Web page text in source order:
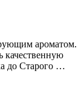
ароматом.
качественную
до Старого …